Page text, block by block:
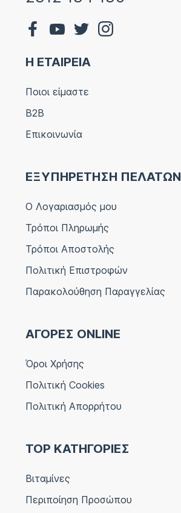
Η ΕΤΑΙΡΕΙΑ
Ποιοι είμαστε
B2B
Επικοινωνία
ΕΞΥΠΗΡΕΤΗΣΗ ΠΕΛΑΤΩΝ
Ο Λογαριασμός μου
Τρόποι Πληρωμής
Τρόποι Αποστολής
Πολιτική Επιστροφών
Παρακολούθηση Παραγγελίας
ΑΓΟΡΕΣ ONLINE
Όροι Χρήσης
Πολιτική Cookies
Πολιτική Απορρήτου
TOP ΚΑΤΗΓΟΡΙΕΣ
Βιταμίνες
Περιποίηση Προσώπου